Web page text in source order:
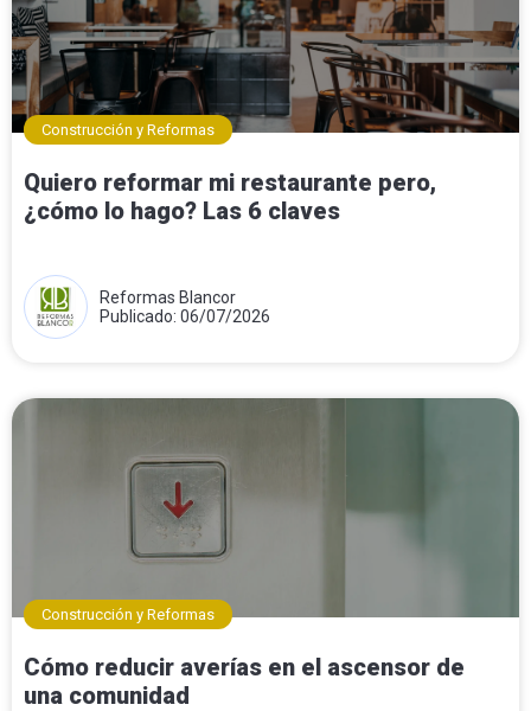
Construcción y Reformas
Quiero reformar mi restaurante pero,
¿cómo lo hago? Las 6 claves
Reformas Blancor
Publicado: 06/07/2026
Construcción y Reformas
Cómo reducir averías en el ascensor de
una comunidad